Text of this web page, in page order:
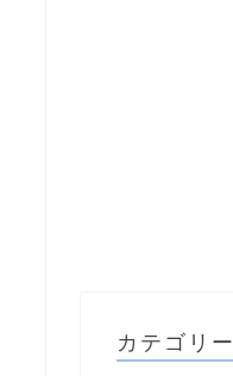
カテゴリー